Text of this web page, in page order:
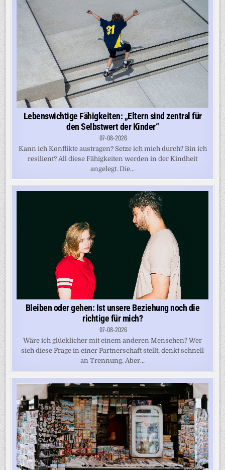
Lebenswichtige Fähigkeiten: „Eltern sind zentral für
den Selbstwert der Kinder“
07-08-2026
Kann ich Konflikte austragen? Setze ich mich durch? Bin ich
resilient? All diese Fähigkeiten werden in der Kindheit
angelegt. Die...
Bleiben oder gehen: Ist unsere Beziehung noch die
richtige für mich?
07-08-2026
Wäre ich glücklicher mit einem anderen Menschen? Wer
sich diese Frage in einer Partnerschaft stellt, denkt schnell
an Trennung. Aber...